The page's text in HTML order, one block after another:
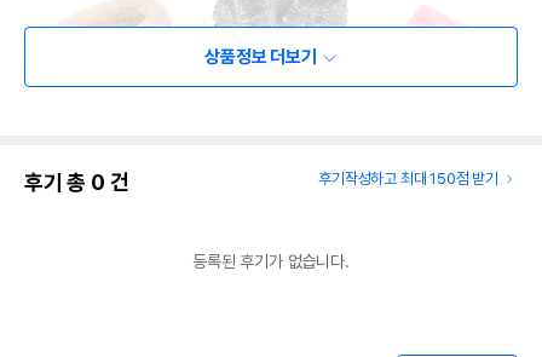
상품정보 더보기
후기 총 0 건 후기작성하고 최대 150점 받기
등록된 후기가 없습니다.